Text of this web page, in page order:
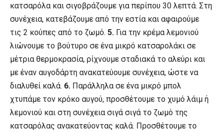
κατσαρόλα και σιγοβράζουμε για περίπου 30 λεπτά. Στη
συνέχεια, κατεβάζουμε από την εστία και αφαιρούμε
τις 2 κούπες από το ζωμό. 5. Για την κρέμα λεμονιού
λιώνουμε το βούτυρο σε ένα μικρό κατσαρολάκι σε
μέτρια θερμοκρασία, ρίχνουμε σταδιακά το αλεύρι και
με έναν αυγοδάρτη ανακατεύουμε συνέχεια, ώστε να
διαλυθεί καλά. 6. Παράλληλα σε ένα μικρό μπολ
χτυπάμε τον κρόκο αυγού, προσθέτουμε το χυμό λάιμ ή
λεμονιού και στη συνέχεια σιγά σιγά το ζωμό της
κατσαρόλας ανακατεύοντας καλά. Προσθέτουμε το